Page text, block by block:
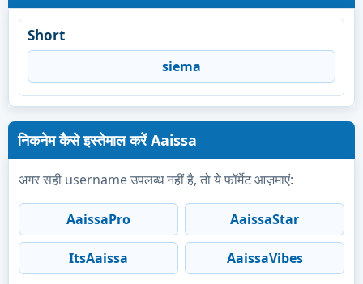
Short
siema
निकनेम कैसे इस्तेमाल करें Aaissa
अगर सही username उपलब्ध नहीं है, तो ये फॉर्मेट आज़माएं:
AaissaPro AaissaStar
ItsAaissa AaissaVibes